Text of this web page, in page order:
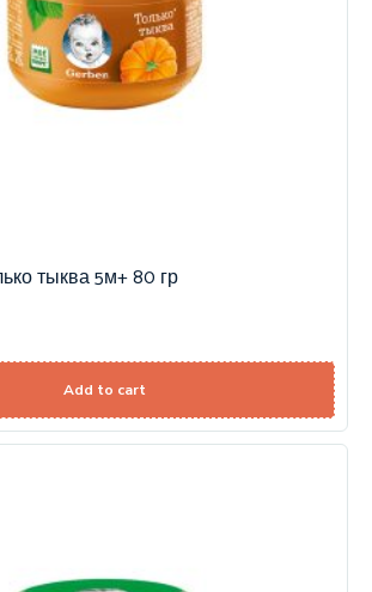
тыква 5м+ 80 гр
Add to cart